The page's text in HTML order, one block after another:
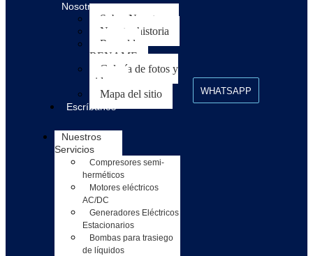
Nosotros
Sobre Nosotros
Nuestra historia
Respaldo
RENAME
Galería de fotos y
videos
Mapa del sitio
Escríbanos
Nuestros
Servicios
Compresores semi-
herméticos
Motores eléctricos
AC/DC
Generadores Eléctricos
Estacionarios
Bombas para trasiego
de líquidos
WHATSAPP